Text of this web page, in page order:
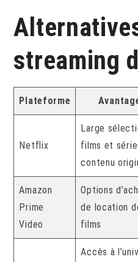
streaming
Plateforme
Netflix
Large
films et
contenu
Amazon
Prime
Video
Options
de location
films
Accès à